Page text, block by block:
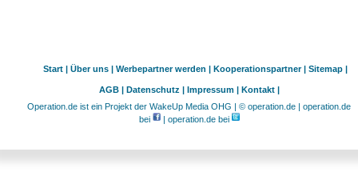
Start | Über uns | Werbepartner werden | Kooperationspartner | Sitemap |
AGB | Datenschutz | Impressum | Kontakt |
Operation.de ist ein Projekt der WakeUp Media OHG | © operation.de | operation.de
bei
| operation.de bei